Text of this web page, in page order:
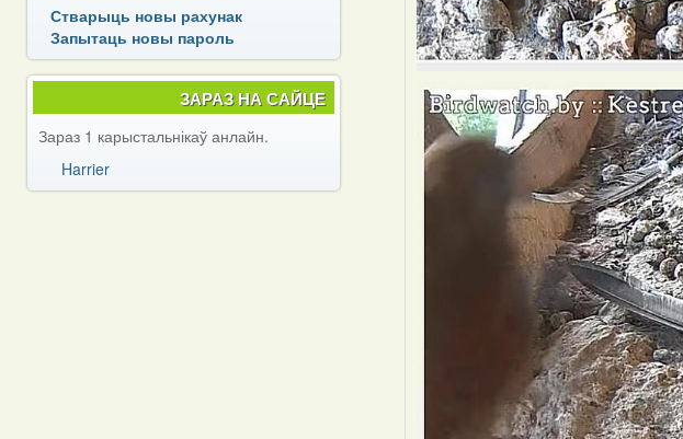
Стварыць новы рахунак
Запытаць новы пароль
ЗАРАЗ НА САЙЦЕ
Зараз 1 карыстальнікаў анлайн.
Harrier